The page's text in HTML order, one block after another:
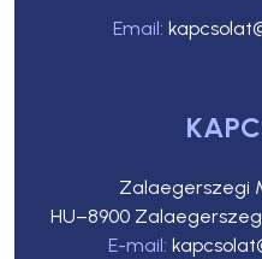
Email:
Zalaegerszegi
HU–8900
E-mail: